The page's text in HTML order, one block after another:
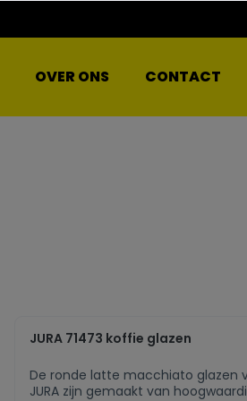
OVER ONS CONTACT
JURA 71473 koffie glazen
De ronde latte macchiato glazen
JURA zijn gemaakt van